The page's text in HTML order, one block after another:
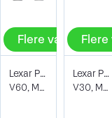
Flere valg
Lexar Pro 1800X SDXC UHS-II U3
V60, Max Read 280 - Write 210 MB/s
Flere
Lexar Pro Silver 1066X SDXC UHS-I (V30)
V30, Max Read 205 - Write 150 MB/s